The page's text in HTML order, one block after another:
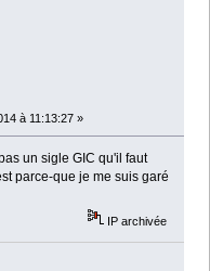
à 11:13:27 »
un sigle GIC qu'il faut
parce-que je me suis garé
IP archivée